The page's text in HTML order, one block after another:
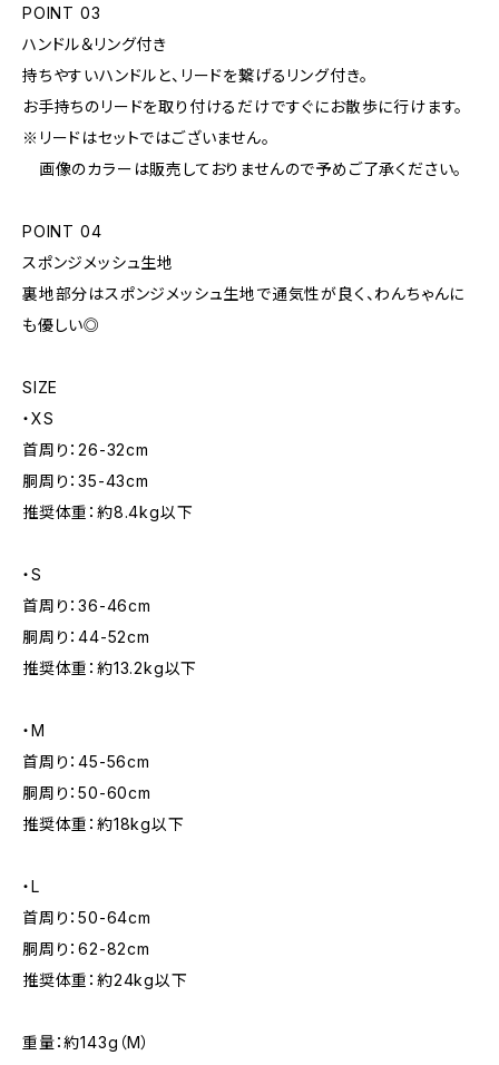
POINT 03
ハンドル＆リング付き
持ちやすいハンドルと、リードを繋げるリング付き。
お手持ちのリードを取り付けるだけですぐにお散歩に行けます。
※リードはセットではございません。
画像のカラーは販売しておりませんので予めご了承ください。
POINT 04
スポンジメッシュ生地
裏地部分はスポンジメッシュ生地で通気性が良く、わんちゃんに
も優しい◎
SIZE
・XS
首周り：26-32cm
胴周り：35-43cm
推奨体重：約8.4kg以下
・S
首周り：36-46cm
胴周り：44-52cm
推奨体重：約13.2kg以下
・M
首周り：45-56cm
胴周り：50-60cm
推奨体重：約18kg以下
・L
首周り：50-64cm
胴周り：62-82cm
推奨体重：約24kg以下
重量：約143g（M）